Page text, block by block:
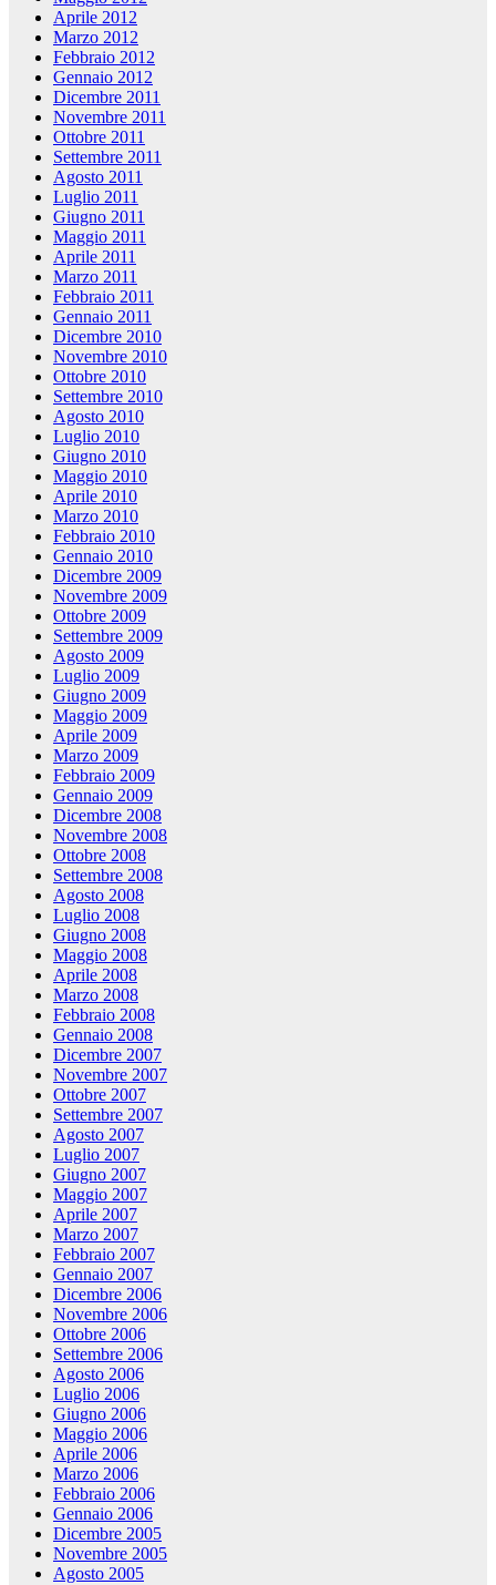
Aprile 2012
Marzo 2012
Febbraio 2012
Gennaio 2012
Dicembre 2011
Novembre 2011
Ottobre 2011
Settembre 2011
Agosto 2011
Luglio 2011
Giugno 2011
Maggio 2011
Aprile 2011
Marzo 2011
Febbraio 2011
Gennaio 2011
Dicembre 2010
Novembre 2010
Ottobre 2010
Settembre 2010
Agosto 2010
Luglio 2010
Giugno 2010
Maggio 2010
Aprile 2010
Marzo 2010
Febbraio 2010
Gennaio 2010
Dicembre 2009
Novembre 2009
Ottobre 2009
Settembre 2009
Agosto 2009
Luglio 2009
Giugno 2009
Maggio 2009
Aprile 2009
Marzo 2009
Febbraio 2009
Gennaio 2009
Dicembre 2008
Novembre 2008
Ottobre 2008
Settembre 2008
Agosto 2008
Luglio 2008
Giugno 2008
Maggio 2008
Aprile 2008
Marzo 2008
Febbraio 2008
Gennaio 2008
Dicembre 2007
Novembre 2007
Ottobre 2007
Settembre 2007
Agosto 2007
Luglio 2007
Giugno 2007
Maggio 2007
Aprile 2007
Marzo 2007
Febbraio 2007
Gennaio 2007
Dicembre 2006
Novembre 2006
Ottobre 2006
Settembre 2006
Agosto 2006
Luglio 2006
Giugno 2006
Maggio 2006
Aprile 2006
Marzo 2006
Febbraio 2006
Gennaio 2006
Dicembre 2005
Novembre 2005
Agosto 2005